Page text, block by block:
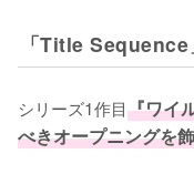
「Title
シリーズ1作目『ワイ
べきオープニングを